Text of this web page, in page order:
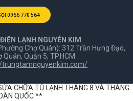
0966 770 564
LẠNH NGUYỄN KIM
Chợ Quán): 312 Trần Hưng Đạo,
Quán, Quận 5, TP.HCM
trungtamnguyenkim.com/
CHỮA TỦ LẠNH THÁNG 8 VÀ THÁNG
QUỐC **